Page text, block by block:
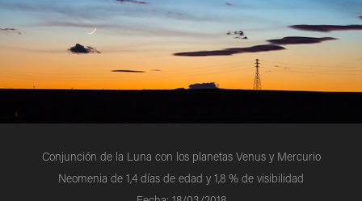
Conjunción de la Luna con los planetas Venus y Mercurio
Neomenia de 1,4 días de edad y 1,8 % de visibilidad